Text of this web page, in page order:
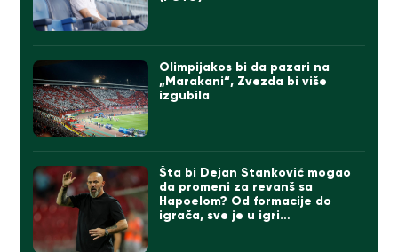
Olimpijakos bi da pazari na
„Marakani“, Zvezda bi više
izgubila
Šta bi Dejan Stanković mogao
da promeni za revanš sa
Hapoelom? Od formacije do
igrača, sve je u igri…